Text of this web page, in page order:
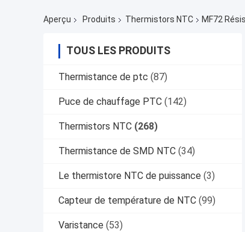
Aperçu Produits Thermistors NTC MF72
TOUS LES PRODUITS
Thermistance de ptc (87)
Puce de chauffage PTC (142)
Thermistors NTC (268)
Thermistance de SMD NTC (34)
Le thermistore NTC de puissance (3)
Capteur de température de NTC (99)
Varistance (53)